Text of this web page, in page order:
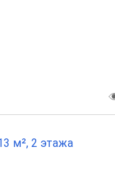
м², 2 этажа